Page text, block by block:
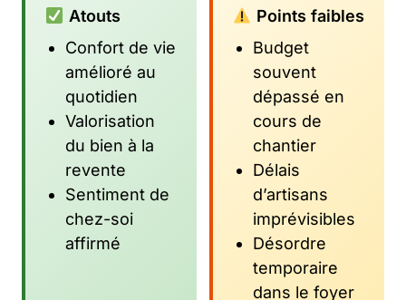
Atouts
Confort de vie
amélioré au
quotidien
Valorisation
du bien à la
revente
Sentiment de
chez-soi
affirmé
Points faibles
Budget
souvent
dépassé en
cours de
chantier
Délais
d’artisans
imprévisibles
Désordre
temporaire
dans le foyer